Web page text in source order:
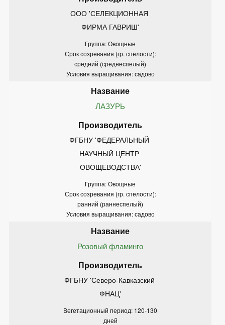
ООО 'СЕЛЕКЦИОННАЯ
ФИРМА ГАВРИШ'
Группа: Овощные
Срок созревания (гр. спелости):
средний (среднеспелый)
Условия выращивания: садово
ЛАЗУРЬ
ФГБНУ 'ФЕДЕРАЛЬНЫЙ
НАУЧНЫЙ ЦЕНТР
ОВОЩЕВОДСТВА'
Группа: Овощные
Срок созревания (гр. спелости):
ранний (раннеспелый)
Условия выращивания: садово
Розовый фламинго
ФГБНУ 'Северо-Кавказский
ФНАЦ'
Вегетационный период: 120-130
дней